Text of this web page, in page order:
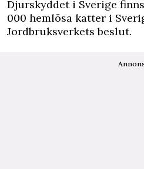
Djurskyddet i Sverige
000 hemlösa katter i
Jordbruksverkets beslut.